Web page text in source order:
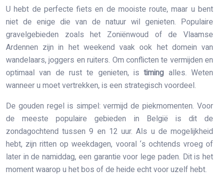
U hebt de perfecte fiets en de mooiste route, maar u bent
niet de enige die van de natuur wil genieten. Populaire
gravelgebieden zoals het Zoniënwoud of de Vlaamse
Ardennen zijn in het weekend vaak ook het domein van
wandelaars, joggers en ruiters. Om conflicten te vermijden en
optimaal van de rust te genieten, istiming alles. Weten
wanneer u moet vertrekken, is een strategisch voordeel.
De gouden regel is simpel: vermijd de piekmomenten. Voor
de meeste populaire gebieden in België is dit de
zondagochtend tussen 9 en 12 uur. Als u de mogelijkheid
hebt, zijn ritten op weekdagen, vooral ‘s ochtends vroeg of
later in de namiddag, een garantie voor lege paden. Dit is het
moment waarop u het bos of de heide echt voor uzelf hebt.